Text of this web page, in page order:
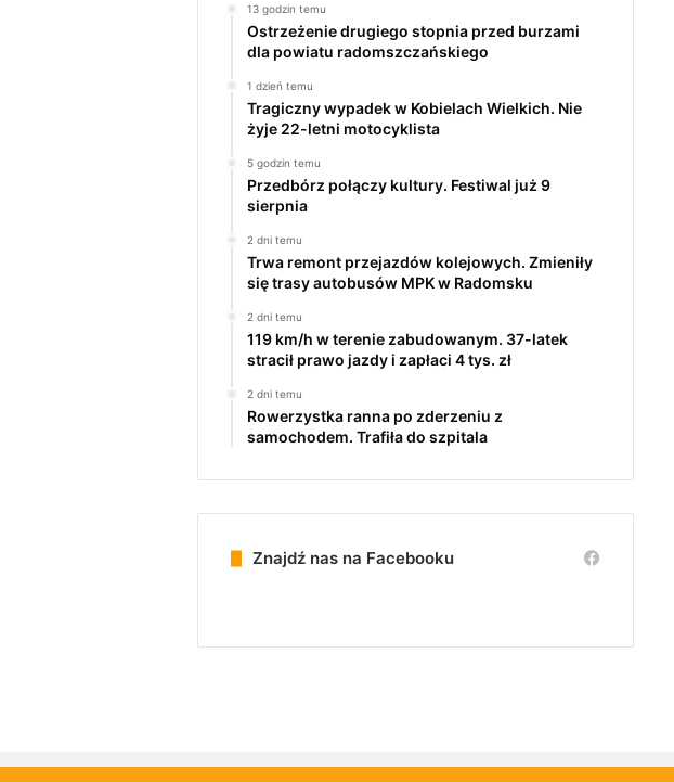
13 godzin temu
Ostrzeżenie drugiego stopnia przed burzami
dla powiatu radomszczańskiego
1 dzień temu
Tragiczny wypadek w Kobielach Wielkich. Nie
żyje 22-letni motocyklista
5 godzin temu
Przedbórz połączy kultury. Festiwal już 9
sierpnia
2 dni temu
Trwa remont przejazdów kolejowych. Zmieniły
się trasy autobusów MPK w Radomsku
2 dni temu
119 km/h w terenie zabudowanym. 37-latek
stracił prawo jazdy i zapłaci 4 tys. zł
2 dni temu
Rowerzystka ranna po zderzeniu z
samochodem. Trafiła do szpitala
Znajdź nas na Facebooku